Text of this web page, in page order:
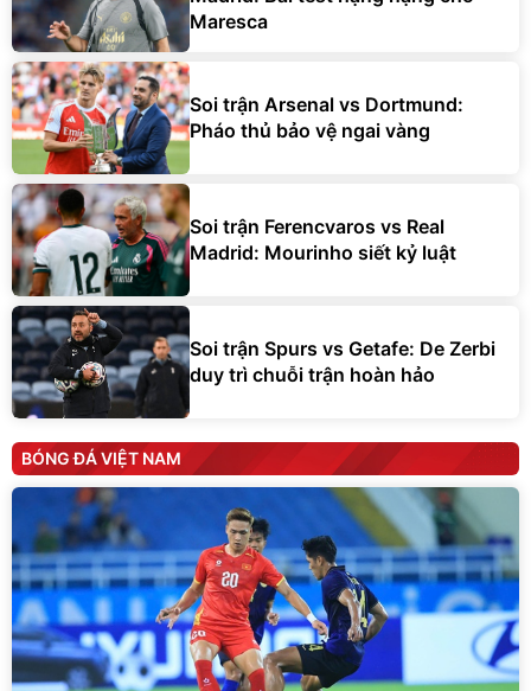
Maresca
Soi trận Arsenal vs Dortmund:
Pháo thủ bảo vệ ngai vàng
Soi trận Ferencvaros vs Real
Madrid: Mourinho siết kỷ luật
Soi trận Spurs vs Getafe: De Zerbi
duy trì chuỗi trận hoàn hảo
BÓNG ĐÁ VIỆT NAM